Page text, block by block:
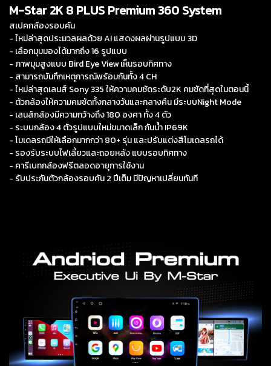
M-Star 2K 8 PLUS Premium 360 System
สเปคกล้องรอบคัน
- ใหม่ล่าสุดประมวลผลด้วย AI แสดงผลผ่านรูปแบบ 3D
- เลือกมุมมองได้มากถึง 16 รูปแบบ
- ภาพมุมสูงแบบ Bird Eye View เห็นรอบทิศทาง
- สามารถบันทึกเหตุการณ์พร้อมกันทั้ง 4 CH
- ใหม่ล่าสุดเลนส์ Sony 335 ให้ความคมชัดระดับ2K คมชัดที่สุดในตอนนี้
- ตัวกล้องให้ความคมชัดทั้งกลางวันและกลางคืน มีระบบNight Mode
- เลนส์กล้องมีความกว้างถึง 180 องศา ทั้ง 4 ตัว
- ระบบกล้อง 4 ตัวรูปแบบใหม่ขนาดเล็ก กันน้ำ IP69K
- โมเดลรถมีให้เลือกมากกว่า 80+ รุ่น และปรับแต่งสีโมเดลรถได้
- รองรับระบบไฟเลี้ยวและถอยหลัง แบบรอบทิศทาง
- คารีเบทกล้องฟรีตลอดอายุการใช้งาน
- รับประกันตัวกล้องรอบคัน 2 ปีเต็ม มีปัญหาเปลี่ยนทันที